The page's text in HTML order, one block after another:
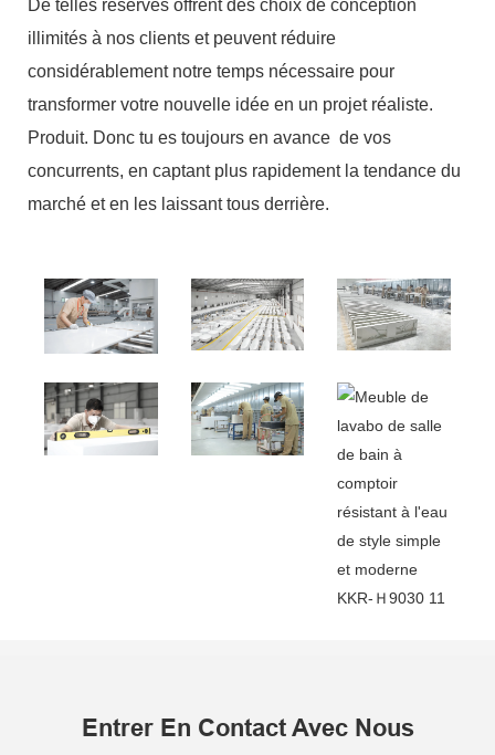
De telles réserves offrent des choix de conception
illimités à nos clients et peuvent réduire
considérablement notre temps nécessaire pour
transformer votre nouvelle idée en un projet réaliste.
Produit. Donc tu es toujours en avance de vos
concurrents, en captant plus rapidement la tendance du
marché et en les laissant tous derrière.
Entrer En Contact Avec Nous